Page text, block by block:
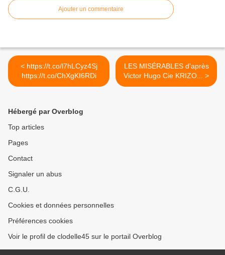
Ajouter un commentaire
< https://t.co/l7hLCyz4Sj
https://t.co/ChXgKI6RDi
LES MISÉRABLES d'après
Victor Hugo Cie KRIZO... >
Hébergé par Overblog
Top articles
Pages
Contact
Signaler un abus
C.G.U.
Cookies et données personnelles
Préférences cookies
Voir le profil de clodelle45 sur le portail Overblog